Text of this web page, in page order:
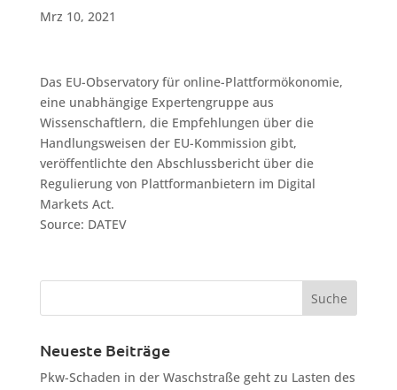
Mrz 10, 2021
Das EU-Observatory für online-Plattformökonomie,
eine unabhängige Expertengruppe aus
Wissenschaftlern, die Empfehlungen über die
Handlungsweisen der EU-Kommission gibt,
veröffentlichte den Abschlussbericht über die
Regulierung von Plattformanbietern im Digital
Markets Act.
Source: DATEV
Neueste Beiträge
Pkw-Schaden in der Waschstraße geht zu Lasten des